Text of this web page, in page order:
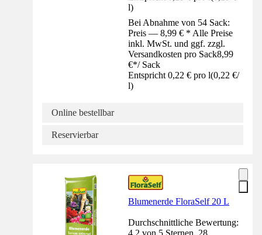
l)
Bei Abnahme von 54 Sack:
Preis — 8,99 € * Alle Preise
inkl. MwSt. und ggf. zzgl.
Versandkosten pro Sack8,99
€*/ Sack
Entspricht 0,22 € pro l(0,22 €/
l)
Online bestellbar
Reservierbar
Blumenerde FloraSelf 20 L
Durchschnittliche Bewertung:
4.2 von 5 Sternen. 28